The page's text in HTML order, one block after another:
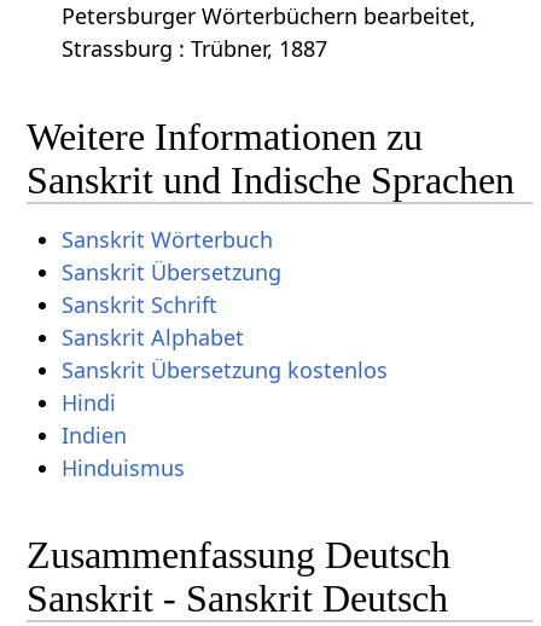
Petersburger Wörterbüchern bearbeitet,
Strassburg : Trübner, 1887
Weitere Informationen zu
Sanskrit und Indische Sprachen
Sanskrit Wörterbuch
Sanskrit Übersetzung
Sanskrit Schrift
Sanskrit Alphabet
Sanskrit Übersetzung kostenlos
Hindi
Indien
Hinduismus
Zusammenfassung Deutsch
Sanskrit - Sanskrit Deutsch